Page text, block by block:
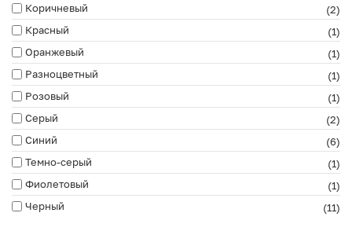
Коричневый
(2)
Красный
(1)
Оранжевый
(1)
Разноцветный
(1)
Розовый
(1)
Серый
(2)
Синий
(6)
Темно-серый
(1)
Фиолетовый
(1)
Черный
(11)